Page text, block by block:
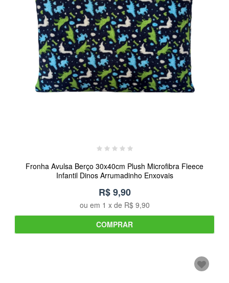
Fronha Avulsa Berço 30x40cm Plush Microfibra Fleece
Infantil Dinos Arrumadinho Enxovais
R$ 9,90
ou em 1 x de R$ 9,90
COMPRAR